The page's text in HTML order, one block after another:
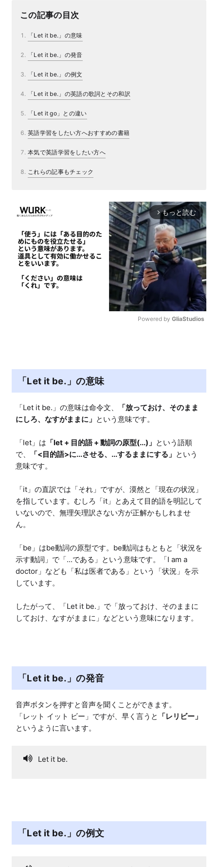
この記事の目次
「Let it be.」の意味
「Let it be.」の発音
「Let it be.」の例文
「Let it be.」の英語の歌詞とその和訳
「Let it go」との違い
英語学習をしたい方へおすすめの書籍
本気で英語学習をしたい方へ
これらの記事もチェック
arrow_forward_ios もっと読む
Powered by GliaStudios
「Let it be.」の意味
「Let it be.」の意味は命令文、
「放っておけ、そのまま
にしろ、なすがままに」 という意味です。
「let」は 「let + 目的語 + 動詞の原型(...)」 という語順
で、
「<目的語>に...させる、...するままにする」 という
意味です。
「it」の直訳では「それ」ですが、漠然と「現在の状況」
を指しています。むしろ「it」とあえて目的語を明記して
いないので、無理矢理訳さない方が正解かもしれませ
ん。
「be」はbe動詞の原型です。be動詞はもともと「状況を
示す動詞」で「...である」という意味です。「I am a
doctor」なども「私は医者である」という「状況」を示
しています。
したがって、「Let it be.」で「放っておけ、そのままに
しておけ、なすがままに」などという意味になります。
「Let it be.」の発音
音声ボタンを押すと音声を聞くことができます。
「レット イット ビー」ですが、早く言うと
「レリビー」
というように言います。
Let it be.
「Let it be.」の例文